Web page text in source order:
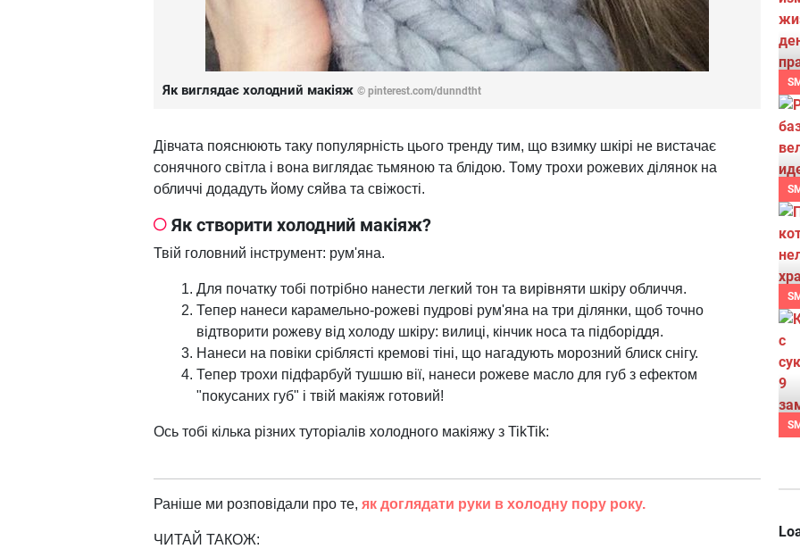
Як виглядає холодний макіяж © pinterest.com/dunndtht
Дівчата пояснюють таку популярність цього тренду тим, що взимку шкірі не вистачає
сонячного світла і вона виглядає тьмяною та блідою. Тому трохи рожевих ділянок на
обличчі додадуть йому сяйва та свіжості.
Як створити холодний макіяж?
Твій головний інструмент: рум'яна.
Для початку тобі потрібно нанести легкий тон та вирівняти шкіру обличчя.
Тепер нанеси карамельно-рожеві пудрові рум'яна на три ділянки, щоб точно
відтворити рожеву від холоду шкіру: вилиці, кінчик носа та підборіддя.
Нанеси на повіки сріблясті кремові тіні, що нагадують морозний блиск снігу.
Тепер трохи підфарбуй тушшю вії, нанеси рожеве масло для губ з ефектом
"покусаних губ" і твій макіяж готовий!
Ось тобі кілька різних туторіалів холодного макіяжу з TikTik:
Раніше ми розповідали про те, як доглядати руки в холодну пору року.
ЧИТАЙ ТАКОЖ: